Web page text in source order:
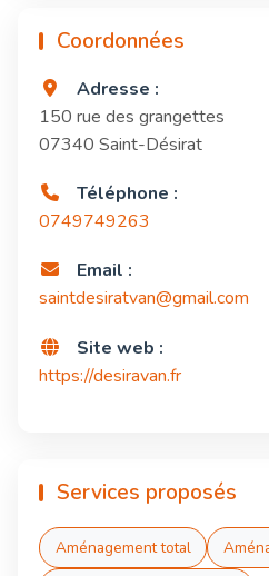
Coordonnées
Adresse :
150 rue des grangettes
07340 Saint-Désirat
Téléphone :
0749749263
Email :
saintdesiratvan@gmail.com
Site web :
https://desiravan.fr
Services proposés
Aménagement total